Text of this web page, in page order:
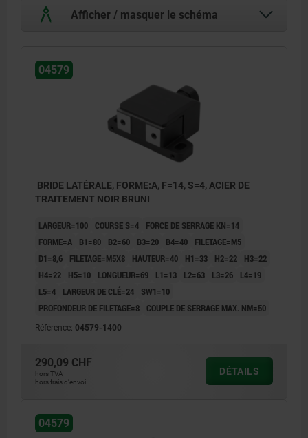
Afficher / masquer le schéma
1) Vis d'arrêt
4) Position desserrée
04579
BRIDE LATÉRALE, FORME:A, F=14, S=4, ACIER DE
TRAITEMENT NOIR BRUNI
LARGEUR=100 COURSE S=4
FORCE DE SERRAGE KN=14
FORME=A
B1=80 B2=60 B3=20 B4=40
FILETAGE=M5
D1=8,6
FILETAGE=M5X8 HAUTEUR=40 H1=33 H2=22
H3=22
H4=22
H5=10 LONGUEUR=69 L1=13 L2=63 L3=26
L4=19
L5=4
LARGEUR DE CLÉ=24
SW1=10
PROFONDEUR DE FILETAGE=8
COUPLE DE SERRAGE MAX. NM=50
Référence: 04579-1400
290,09 CHF
hors TVA
hors frais d’envoi
DÉTAILS
04579